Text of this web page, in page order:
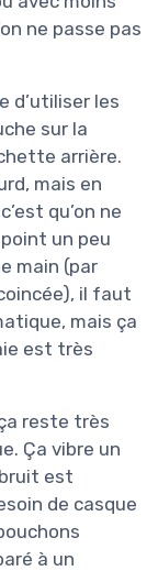
ne passe pas
d’utiliser les
sur la
arrière.
mais en
qu’on ne
un peu
main (par
il faut
mais ça
est très
reste très
Ça vibre un
est
de casque
à un